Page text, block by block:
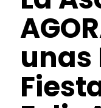
unas